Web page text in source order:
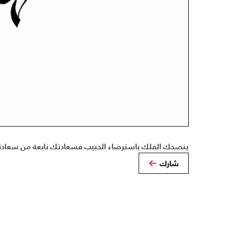
ينصحك الفلك باسترضاء الحبيب فسعادتك نابعة من
شارك